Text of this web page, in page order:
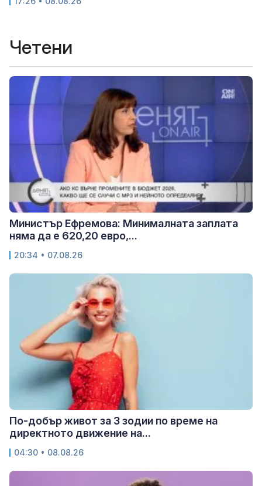
Четени
Министър Ефремова: Минималната заплата
няма да е 620,20 евро,...
20:34 • 07.08.26
По-добър живот за 3 зодии по време на
директното движение на...
04:30 • 08.08.26